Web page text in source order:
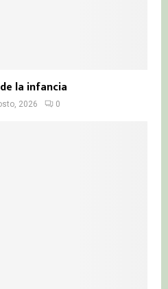
la infancia
2026 0